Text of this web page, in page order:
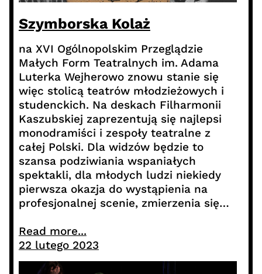
Szymborska Kolaż
na XVI Ogólnopolskim Przeglądzie
Małych Form Teatralnych im. Adama
Luterka Wejherowo znowu stanie się
więc stolicą teatrów młodzieżowych i
studenckich. Na deskach Filharmonii
Kaszubskiej zaprezentują się najlepsi
monodramiści i zespoły teatralne z
całej Polski. Dla widzów będzie to
szansa podziwiania wspaniałych
spektakli, dla młodych ludzi niekiedy
pierwsza okazja do wystąpienia na
profesjonalnej scenie, zmierzenia się…
Read more...
22 lutego 2023